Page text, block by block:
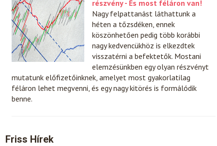
részvény - És most féláron van!
Nagy felpattanást láthattunk a
héten a tőzsdéken, ennek
köszönhetően pedig több korábbi
nagy kedvencükhöz is elkezdtek
visszatérni a befektetők. Mostani
elemzésünkben egy olyan részvényt
mutatunk előfizetőinknek, amelyet most gyakorlatilag
féláron lehet megvenni, és egy nagy kitörés is formálódik
benne.
Friss Hírek